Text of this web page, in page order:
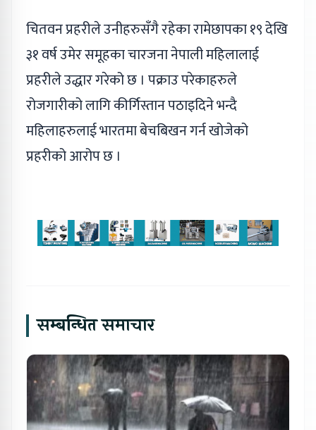
चितवन प्रहरीले उनीहरुसँगै रहेका रामेछापका १९ देखि
३१ वर्ष उमेर समूहका चारजना नेपाली महिलालाई
प्रहरीले उद्धार गरेको छ । पक्राउ परेकाहरुले
रोजगारीको लागि कीर्गिस्तान पठाइदिने भन्दै
महिलाहरुलाई भारतमा बेचबिखन गर्न खोजेको
प्रहरीको आरोप छ ।
सम्बन्धित समाचार